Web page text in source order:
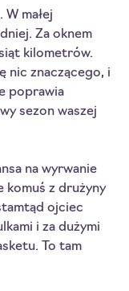
małej
Za oknem
kilometrów.
nic znaczącego, i
poprawia
sezon waszej
na wyrwanie
komuś z drużyny
ojciec
i za dużymi
To tam